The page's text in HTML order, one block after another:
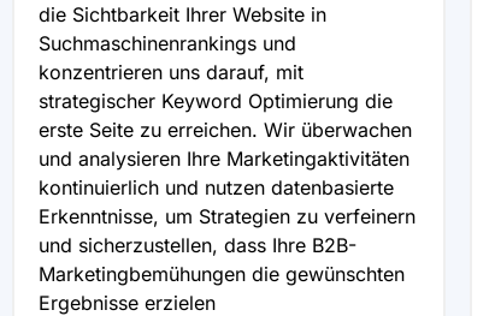
die Sichtbarkeit Ihrer Website in
Suchmaschinenrankings und
konzentrieren uns darauf, mit
strategischer Keyword Optimierung die
erste Seite zu erreichen. Wir überwachen
und analysieren Ihre Marketingaktivitäten
kontinuierlich und nutzen datenbasierte
Erkenntnisse, um Strategien zu verfeinern
und sicherzustellen, dass Ihre B2B-
Marketingbemühungen die gewünschten
Ergebnisse erzielen